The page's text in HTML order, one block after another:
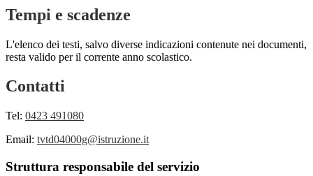
Tempi e scadenze
L'elenco dei testi, salvo diverse indicazioni contenute nei documenti,
resta valido per il corrente anno scolastico.
Contatti
Tel: 0423 491080
Email: tvtd04000g@istruzione.it
Struttura responsabile del servizio